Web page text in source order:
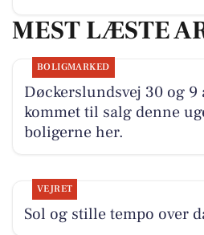
MEST LÆSTE
BOLIGMARKED
Døckerslundsvej 30 og
kommet til salg denne
boligerne her.
VEJRET
Sol og stille tempo over